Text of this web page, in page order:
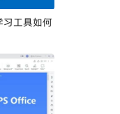
工具如何